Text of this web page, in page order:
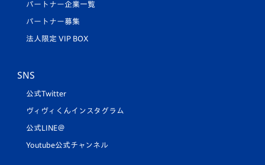
パートナー企業一覧
パートナー募集
法人限定 VIP BOX
SNS
公式Twitter
ヴィヴィくんインスタグラム
公式LINE＠
Youtube公式チャンネル